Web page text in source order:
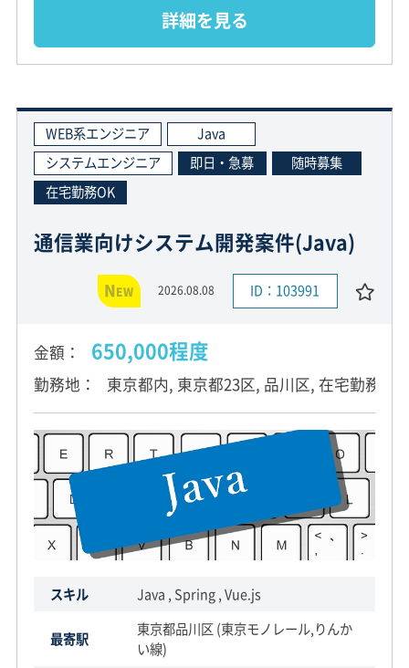
詳細を見る
WEB系エンジニア
Java
システムエンジニア
即日・急募
随時募集
在宅勤務OK
通信業向けシステム開発案件(Java)
NEW 2026.08.08 ID：103991
金額 650,000程度
勤務地 東京都内, 東京都23区, 品川区, 在宅勤務
スキル Java , Spring , Vue.js
最寄駅
東京都品川区 (東京モノレール,りんか
い線)